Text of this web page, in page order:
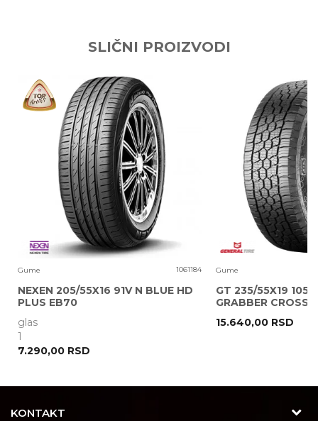
SLIČNI PROIZVODI
Gume 1061184
NEXEN 205/55X16 91V N BLUE HD
PLUS EB70
glas
1
7.290,00 RSD
Gume
GT 235/55X19 105V
GRABBER CROSS
15.640,00 RSD
KONTAKT